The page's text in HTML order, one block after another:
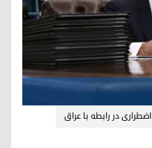
در رابطه با عراق